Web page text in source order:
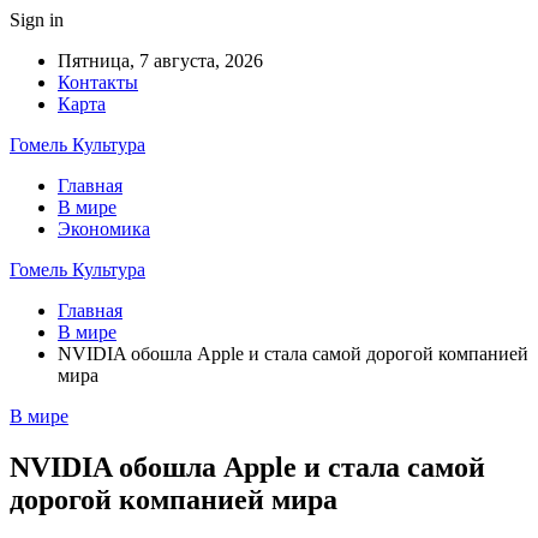
Sign in
Пятница, 7 августа, 2026
Контакты
Карта
Гомель Культура
Главная
В мире
Экономика
Гомель Культура
Главная
В мире
NVIDIA обошла Apple и стала самой дорогой компанией
мира
В мире
NVIDIA обошла Apple и стала самой
дорогой компанией мира